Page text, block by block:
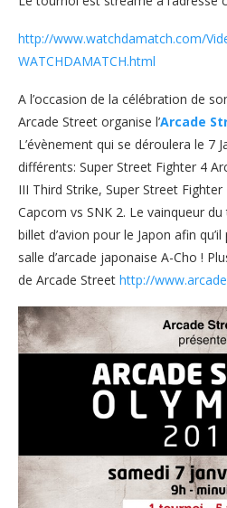
http://www.watchdamatch.com/
WATCHDAMATCH.html
A l’occasion de la célébration de
Arcade Street organise l’Arcade
L’évènement qui se déroulera le 7
différents: Super Street Fighter 4
III Third Strike, Super Street
Capcom vs SNK 2. Le vainqueur
billet d’avion pour le Japon afin
salle d’arcade japonaise A-Cho !
de Arcade Street http://